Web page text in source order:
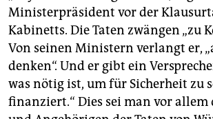
Ministerpräsident vor der
Kabinetts. Die Taten zwängen „zu
Von seinen Ministern verlangt er,
denken“. Und er gibt ein
was nötig ist, um für Sicherheit zu
finanziert.“ Dies sei man vor allem